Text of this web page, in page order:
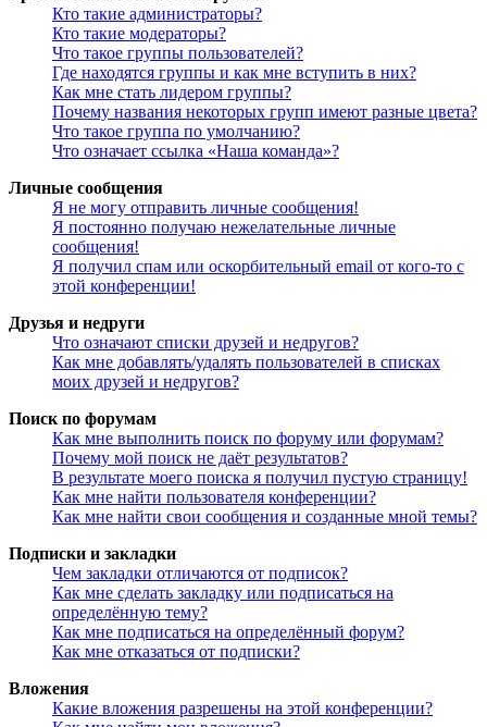
Кто такие администраторы?
Кто такие модераторы?
Что такое группы пользователей?
Где находятся группы и как мне вступить в них?
Как мне стать лидером группы?
Почему названия некоторых групп имеют разные цвета?
Что такое группа по умолчанию?
Что означает ссылка «Наша команда»?
Личные сообщения
Я не могу отправить личные сообщения!
Я постоянно получаю нежелательные личные
сообщения!
Я получил спам или оскорбительный email от кого-то с
этой конференции!
Друзья и недруги
Что означают списки друзей и недругов?
Как мне добавлять/удалять пользователей в списках
моих друзей и недругов?
Поиск по форумам
Как мне выполнить поиск по форуму или форумам?
Почему мой поиск не даёт результатов?
В результате моего поиска я получил пустую страницу!
Как мне найти пользователя конференции?
Как мне найти свои сообщения и созданные мной темы?
Подписки и закладки
Чем закладки отличаются от подписок?
Как мне сделать закладку или подписаться на
определённую тему?
Как мне подписаться на определённый форум?
Как мне отказаться от подписки?
Вложения
Какие вложения разрешены на этой конференции?